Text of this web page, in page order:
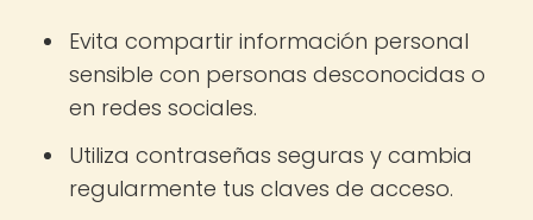
Evita compartir información personal
sensible con personas desconocidas o
en redes sociales.
Utiliza contraseñas seguras y cambia
regularmente tus claves de acceso.